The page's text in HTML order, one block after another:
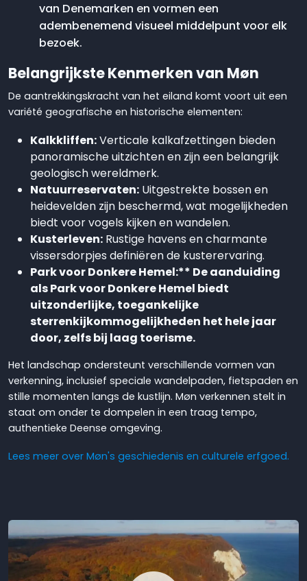
van Denemarken en vormen een
adembenemend visueel middelpunt voor elk
bezoek.
Belangrijkste Kenmerken van Møn
De aantrekkingskracht van het eiland komt voort uit een
variété geografische en historische elementen:
Kalkkliffen:Verticale kalkafzettingen bieden
panoramische uitzichten en zijn een belangrijk
geologisch wereldmerk.
Natuurreservaten: Uitgestrekte bossen en
heidevelden zijn beschermd, wat mogelijkheden
biedt voor vogels kijken en wandelen.
Kusterleven: Rustige havens en charmante
vissersdorpjes definiëren de kusterervaring.
Park voor Donkere Hemel:** De aanduiding
als Park voor Donkere Hemel biedt
uitzonderlijke, toegankelijke
sterrenkijkommogelijkheden het hele jaar
door, zelfs bij laag toerisme.
Het landschap ondersteunt verschillende vormen van
verkenning, inclusief speciale wandelpaden, fietspaden en
stille momenten langs de kustlijn. Møn verkennen stelt in
staat om onder te dompelen in een traag tempo,
authentieke Deense omgeving.
Lees meer over Møn's geschiedenis en culturele erfgoed.